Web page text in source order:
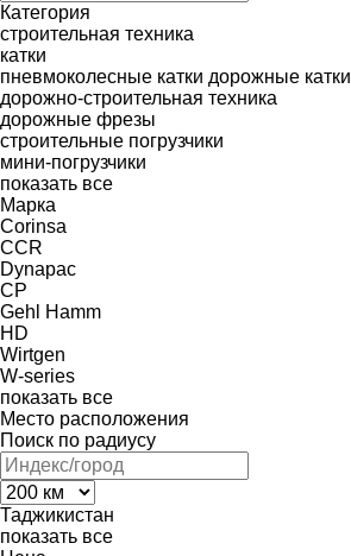
Категория
строительная техника
катки
пневмоколесные катки дорожные катки
дорожно-строительная техника
дорожные фрезы
строительные погрузчики
мини-погрузчики
показать все
Марка
Corinsa
CCR
Dynapac
CP
Gehl
Hamm
HD
Wirtgen
W-series
показать все
Место расположения
Поиск по радиусу
Таджикистан
показать все